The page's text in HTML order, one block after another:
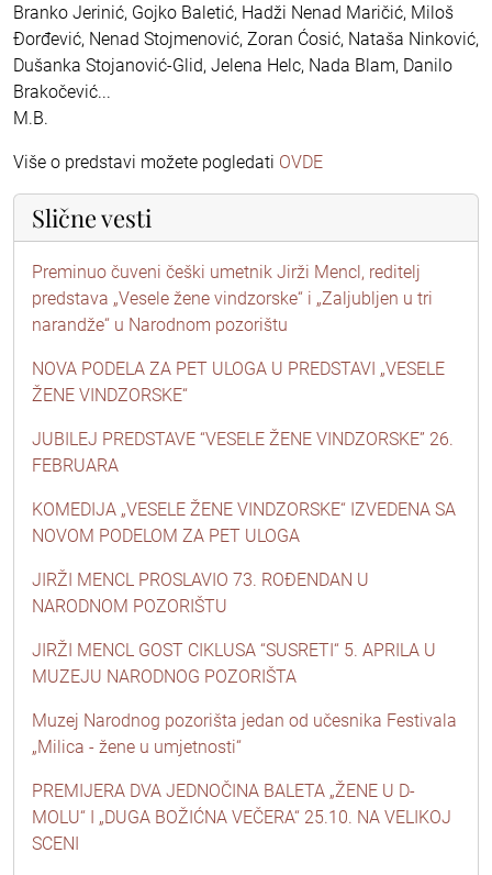
Branko Jerinić, Gojko Baletić, Hadži Nenad Maričić, Miloš
Đorđević, Nenad Stojmenović, Zoran Ćosić, Nataša Ninković,
Dušanka Stojanović-Glid, Jelena Helc, Nada Blam, Danilo
Brakočević...
M.B.
Više o predstavi možete pogledati OVDE
Slične vesti
Preminuo čuveni češki umetnik Jirži Mencl, reditelj
predstava „Vesele žene vindzorske“ i „Zaljubljen u tri
narandže“ u Narodnom pozorištu
NOVA PODELA ZA PET ULOGA U PREDSTAVI „VESELE
ŽENE VINDZORSKE“
JUBILEJ PREDSTAVE “VESELE ŽENE VINDZORSKE” 26.
FEBRUARA
KOMEDIJA „VESELE ŽENE VINDZORSKE“ IZVEDENA SA
NOVOM PODELOM ZA PET ULOGA
JIRŽI MENCL PROSLAVIO 73. ROĐENDAN U
NARODNOM POZORIŠTU
JIRŽI MENCL GOST CIKLUSA “SUSRETI“ 5. APRILA U
MUZEJU NARODNOG POZORIŠTA
Muzej Narodnog pozorišta jedan od učesnika Festivala
„Milica - žene u umjetnosti“
PREMIJERA DVA JEDNOČINA BALETA „ŽENE U D-
MOLU“ I „DUGA BOŽIĆNA VEČERA“ 25.10. NA VELIKOJ
SCENI